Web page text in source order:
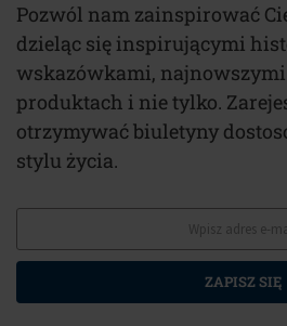
Pozwól nam zainspirować
dzieląc się inspirującymi
wskazówkami,
produktach i nie tylko.
otrzymywać biuletyny
stylu życia.
ZAPISZ SIĘ